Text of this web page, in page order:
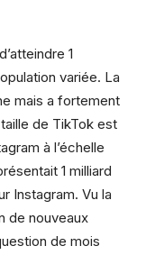
1
variée. La
mais a fortement
de TikTok est
à l’échelle
1 milliard
Instagram. Vu la
de nouveaux
de mois